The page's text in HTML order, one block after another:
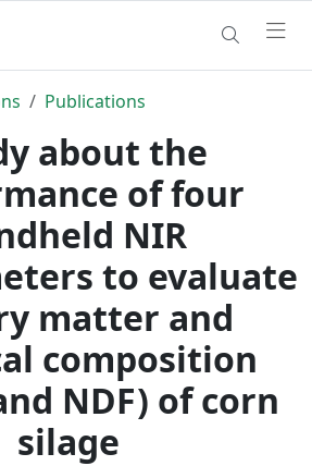
Publications
about the
of four
NIR
to evaluate
matter and
composition
NDF) of corn
silage